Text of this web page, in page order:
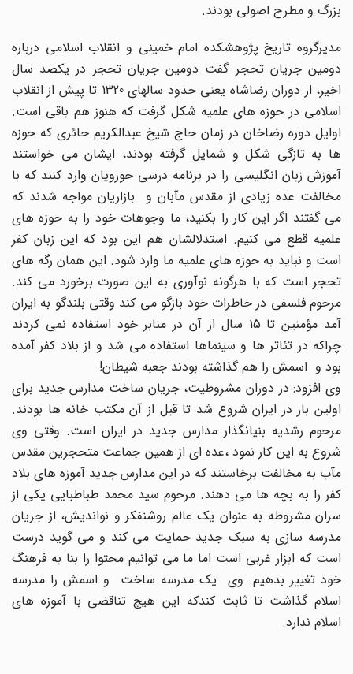
بزرگ و مطرح اصولی بودند.
مدیرگروه تاریخ پژوهشکده امام خمینی و انقلاب اسلامی درباره
دومین جریان تحجر گفت دومین جریان تحجر در یکصد سال
اخیر، از دوران رضاشاه یعنی حدود سالهای 1320 تا پیش از انقلاب
اسلامی در حوزه های علمیه شکل گرفت که هنوز هم باقی است.
اوایل دوره رضاخان در زمان حاج شیخ عبدالکریم حائری که حوزه
ها به تازگی شکل و شمایل گرفته بودند، ایشان می خواستند
آموزش زبان انگلیسی را در برنامه درسی حوزویان وارد کنند که با
مخالفت عده زیادی از مقدس مآبان و بازاریان مواجه شدند که
می گفتند اگر این کار را بکنید، ما وجوهات خود را به حوزه های
علمیه قطع می کنیم. استدلالشان هم این بود که این زبان کفر
است و نباید به حوزه های علمیه ما وارد شود. این همان رگه های
تحجر است که با هرگونه نوآوری به این صورت برخورد می کند.
مرحوم فلسفی در خاطرات خود بازگو می کند وقتی بلندگو به ایران
آمد مؤمنین تا 15 سال از آن در منابر خود استفاده نمی کردند
چراکه در تئاتر ها و سینماها استفاده می شد و از بلاد کفر آمده
بود و اسمش را هم گذاشته بودند جعبه شیطان!
وی افزود: در دوران مشروطیت، جریان ساخت مدارس جدید برای
اولین بار در ایران شروع شد تا قبل از آن مکتب خانه ها بودند.
مرحوم رشدیه بنیانگذار مدارس جدید در ایران است. وقتی وی
شروع به این کار نمود ،عده ای از همین جماعت متحجرین مقدس
مآب به مخالفت برخاستند که در این مدارس جدید آموزه های بلاد
کفر را به بچه ها می دهند. مرحوم سید محمد طباطبایی یکی از
سران مشروطه به عنوان یک عالم روشنفکر و نواندیش، از جریان
مدرسه سازی به سبک جدید حمایت می کند و می گوید درست
است که ابزار غربی است اما ما می توانیم محتوا را بنا به فرهنگ
خود تغییر بدهیم. وی یک مدرسه ساخت و اسمش را مدرسه
اسلام گذاشت تا ثابت کندکه این هیچ تناقضی با آموزه های
اسلام ندارد.